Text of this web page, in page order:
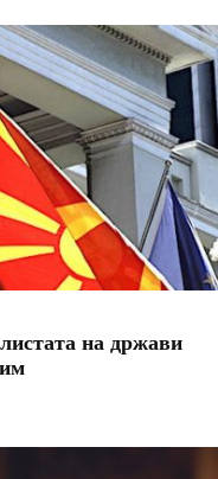
на држави